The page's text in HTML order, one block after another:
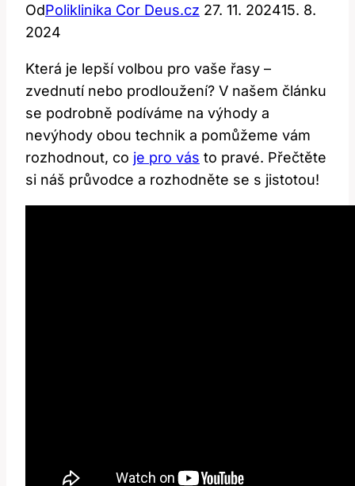
OdPoliklinika Cor Deus.cz 27. 11. 202415. 8.
2024
Která je lepší volbou pro vaše řasy –
zvednutí nebo prodloužení? V našem článku
se podrobně podíváme na výhody a
nevýhody obou technik a pomůžeme vám
rozhodnout, co je pro vás to pravé. Přečtěte
si náš průvodce a rozhodněte se s jistotou!